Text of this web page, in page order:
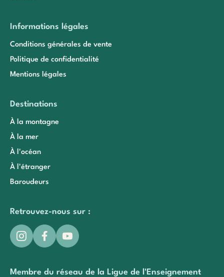
Informations légales
Conditions générales de vente
Politique de confidentialité
Mentions légales
Destinations
À la montagne
À la mer
À l'océan
À l'étranger
Baroudeurs
Retrouvez-nous sur :
Membre du réseau de la Ligue de l'Enseignement